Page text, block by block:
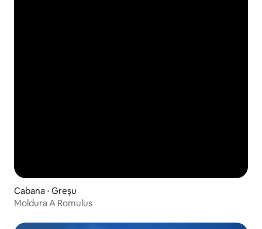
Cabana ⋅ Greșu
Moldura A Romulus